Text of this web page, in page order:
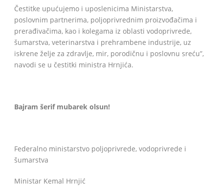
Čestitke upućujemo i uposlenicima Ministarstva,
poslovnim partnerima, poljoprivrednim proizvođačima i
prerađivačima, kao i kolegama iz oblasti vodoprivrede,
šumarstva, veterinarstva i prehrambene industrije, uz
iskrene želje za zdravlje, mir, porodičnu i poslovnu sreću”,
navodi se u čestitki ministra Hrnjića.
Bajram šerif mubarek olsun!
Federalno ministarstvo poljoprivrede, vodoprivrede i
šumarstva
Ministar Kemal Hrnjić